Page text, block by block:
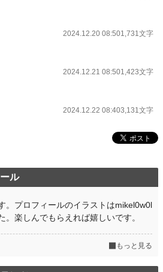
2024.12.20 08:501,731文字
2024.12.21 08:501,423文字
2024.12.22 08:403,131文字
ル
。プロフィールのイラストはmikel0w0l
。楽しんでもらえれば嬉しいです。
もっと見る